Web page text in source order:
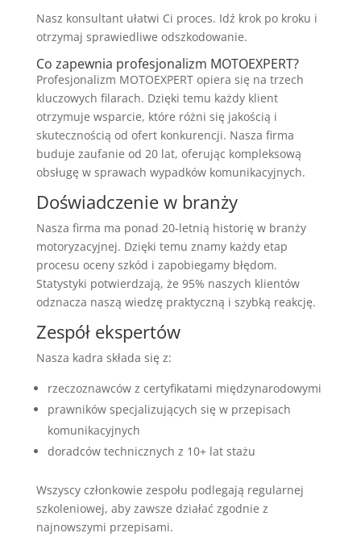
Nasz konsultant ułatwi Ci proces. Idź krok po kroku i
otrzymaj sprawiedliwe odszkodowanie.
Co zapewnia profesjonalizm MOTOEXPERT?
Profesjonalizm MOTOEXPERT opiera się na trzech
kluczowych filarach. Dzięki temu każdy klient
otrzymuje wsparcie, które różni się jakością i
skutecznością od ofert konkurencji. Nasza firma
buduje zaufanie od 20 lat, oferując kompleksową
obsługę w sprawach wypadków komunikacyjnych.
Doświadczenie w branży
Nasza firma ma ponad 20-letnią historię w branży
motoryzacyjnej. Dzięki temu znamy każdy etap
procesu oceny szkód i zapobiegamy błędom.
Statystyki potwierdzają, że 95% naszych klientów
odznacza naszą wiedzę praktyczną i szybką reakcję.
Zespół ekspertów
Nasza kadra składa się z:
rzeczoznawców z certyfikatami międzynarodowymi
prawników specjalizujących się w przepisach
komunikacyjnych
doradców technicznych z 10+ lat stażu
Wszyscy członkowie zespołu podlegają regularnej
szkoleniowej, aby zawsze działać zgodnie z
najnowszymi przepisami.